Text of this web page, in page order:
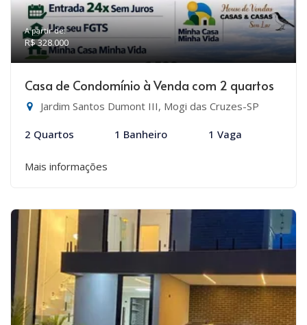
A partir de:
R$ 328.000
Casa de Condomínio à Venda com 2 quartos
Jardim Santos Dumont III, Mogi das Cruzes-SP
2 Quartos 1 Banheiro 1 Vaga
Mais informações